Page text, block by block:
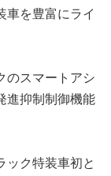
車を豊富にライ
のスマートアシ
進抑制制御機能
ック特装車初と